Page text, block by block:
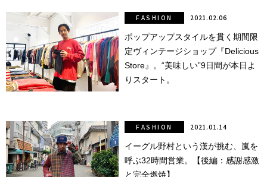
ポップアップスタイルを貫く期間限
定ヴィンテージショップ『Delicious
Store』。“美味しい”9日間が本日よ
りスタート。
FASHION 2021.02.06
イーグル野村という漢が挑む、嵐を
呼ぶ32時間営業。【後編：感謝感激
と完全燃焼】
FASHION 2021.01.14